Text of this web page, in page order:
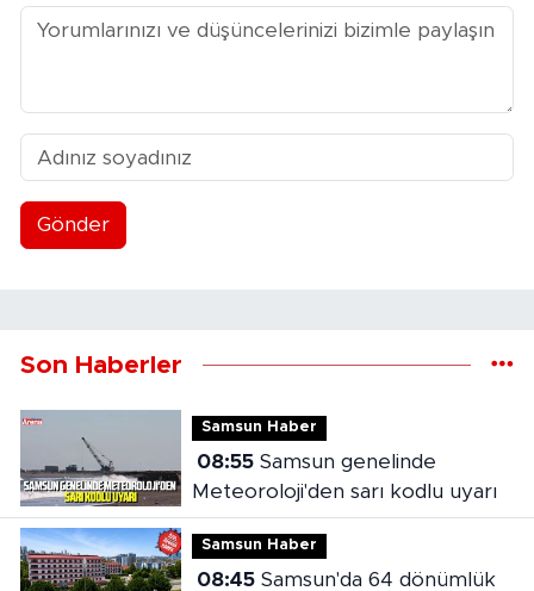
Gönder
Son Haberler
Samsun Haber
08:55Samsun genelinde
Meteoroloji'den sarı kodlu uyarı
Samsun Haber
08:45Samsun'da 64 dönümlük